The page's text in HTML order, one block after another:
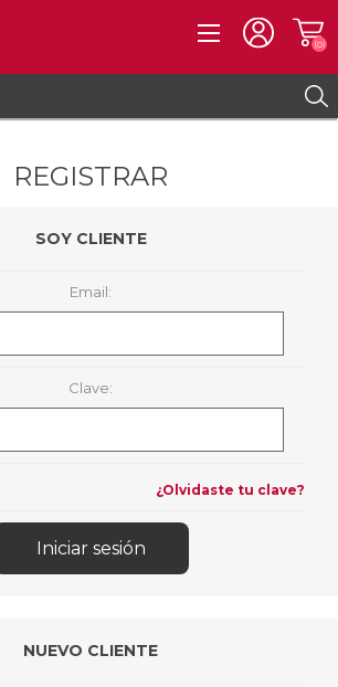
(0)
REGISTRAR
SOY CLIENTE
Email:
Clave:
¿Olvidaste tu clave?
NUEVO CLIENTE